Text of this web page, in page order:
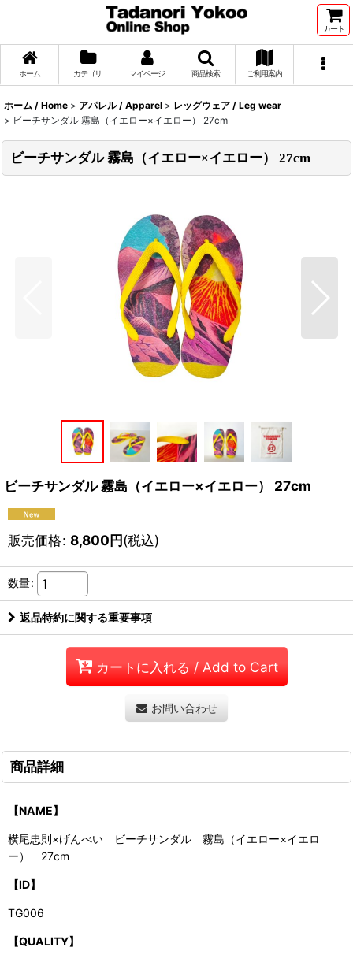
カート
ホーム カテゴリ マイページ 商品検索 ご利用案内
ホーム / Home > アパレル / Apparel > レッグウェア / Leg wear
> ビーチサンダル 霧島（イエロー×イエロー） 27cm
ビーチサンダル 霧島（イエロー×イエロー） 27cm
ビーチサンダル 霧島（イエロー×イエロー） 27cm
販売価格: 8,800円(税込)
数量:
返品特約に関する重要事項
カートに入れる / Add to Cart
お問い合わせ
商品詳細
【NAME】
横尾忠則×げんべい ビーチサンダル 霧島（イエロー×イエロ
ー） 27cm
【ID】
TG006
【QUALITY】